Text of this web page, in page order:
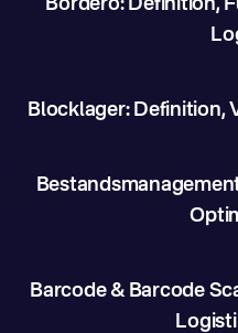
Bordero: Definition,
Blocklager: Definition,
Barcode & Barcode